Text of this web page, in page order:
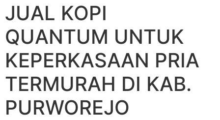
JUAL KOPI
QUANTUM UNTUK
KEPERKASAAN PRIA
TERMURAH DI KAB.
PURWOREJO